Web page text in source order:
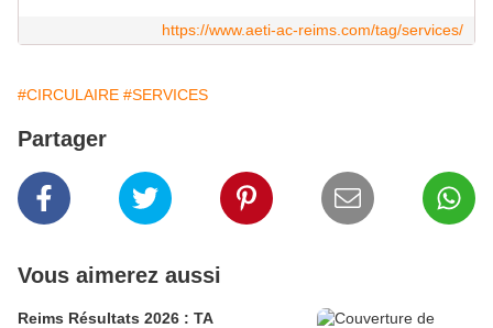
https://www.aeti-ac-reims.com/tag/services/
#CIRCULAIRE #SERVICES
Partager
Vous aimerez aussi
Reims Résultats 2026 : TA